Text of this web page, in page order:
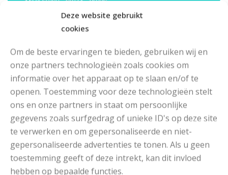
Deze website gebruikt
cookies
Om de beste ervaringen te bieden, gebruiken wij en
onze partners technologieën zoals cookies om
informatie over het apparaat op te slaan en/of te
openen. Toestemming voor deze technologieën stelt
ons en onze partners in staat om persoonlijke
gegevens zoals surfgedrag of unieke ID's op deze site
te verwerken en om gepersonaliseerde en niet-
gepersonaliseerde advertenties te tonen. Als u geen
toestemming geeft of deze intrekt, kan dit invloed
hebben op bepaalde functies.